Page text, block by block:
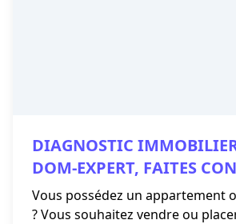
DIAGNOSTIC
DOM-EXPERT, FAITES
LEADER HISTORIQUE À
EN HAUTE-SAVOIE !
Vous possédez un appartement
? Vous souhaitez vendre ou